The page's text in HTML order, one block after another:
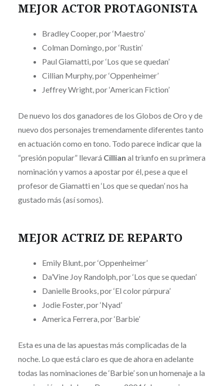
MEJOR ACTOR PROTAGONISTA
Bradley Cooper, por ‘Maestro’
Colman Domingo, por ‘Rustin’
Paul Giamatti, por ‘Los que se quedan’
Cillian Murphy, por ‘Oppenheimer’
Jeffrey Wright, por ‘American Fiction’
De nuevo los dos ganadores de los Globos de Oro y de
nuevo dos personajes tremendamente diferentes tanto
en actuación como en tono. Todo parece indicar que la
“presión popular” llevará Cillian al triunfo en su primera
nominación y vamos a apostar por él, pese a que el
profesor de Giamatti en ‘Los que se quedan’ nos ha
gustado más (así somos).
MEJOR ACTRIZ DE REPARTO
Emily Blunt, por ‘Oppenheimer’
Da’Vine Joy Randolph, por ‘Los que se quedan’
Danielle Brooks, por ‘El color púrpura’
Jodie Foster, por ‘Nyad’
America Ferrera, por ‘Barbie’
Esta es una de las apuestas más complicadas de la
noche. Lo que está claro es que de ahora en adelante
todas las nominaciones de ‘Barbie’ son un homenaje a la